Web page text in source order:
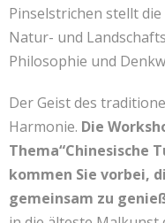
Pinselstrichen stellt
Natur- und
Philosophie und
Der Geist des
Harmonie. Die
Thema“Chinesische
kommen Sie vorbei,
gemeinsam zu